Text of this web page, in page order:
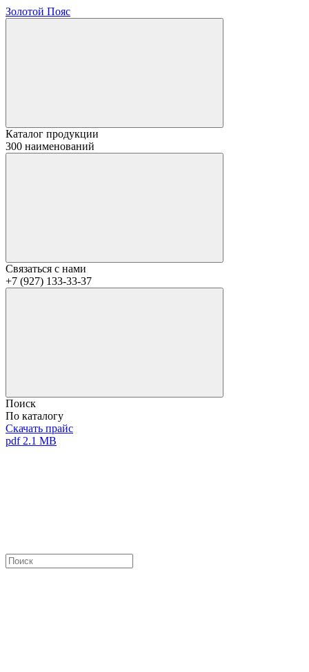
Золотой Пояс
Каталог продукции
300 наименований
Связаться с нами
+7 (927) 133-33-37
Поиск
По каталогу
Скачать прайс
pdf 2.1 MB